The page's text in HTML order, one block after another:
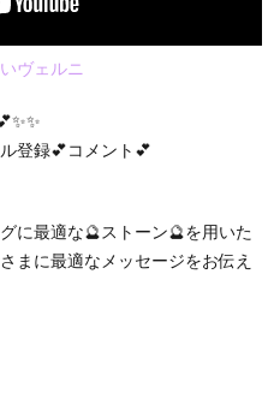
ヴェルニ
登録💕コメント💕
に最適な🔮ストーン🔮を用いた
まに最適なメッセージをお伝え